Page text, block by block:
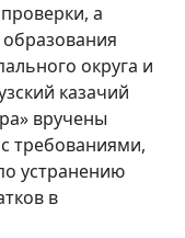
а
округа и
казачий
» вручены
требованиями,
устранению
в